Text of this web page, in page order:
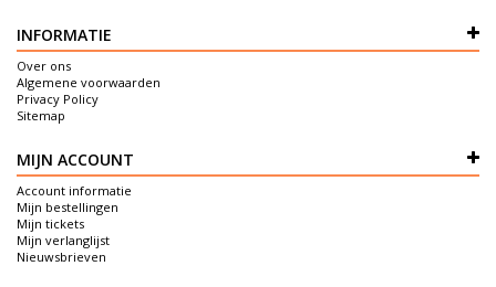
INFORMATIE
Over ons
Algemene voorwaarden
Privacy Policy
Sitemap
MIJN ACCOUNT
Account informatie
Mijn bestellingen
Mijn tickets
Mijn verlanglijst
Nieuwsbrieven